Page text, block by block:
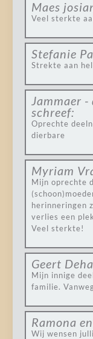
Maes
Veel sterkte
Stefanie
Strekte aan
Jammaer
schreef:
Oprechte
dierbare
Myriam
Mijn oprechte
herinneringen
verlies een
Veel sterkte!
Geert
Mijn innige
familie.
Ramona
Wij wensen